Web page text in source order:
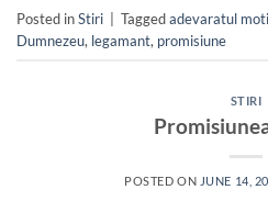
Posted inStiri Taggedadevaratul
Dumnezeu, legamant, promisiune
STIRI
POSTED ON JUNE 14,